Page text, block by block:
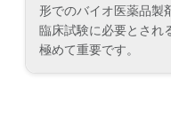
形でのバイオ医薬品製
臨床試験に必要とされ
極めて重要です。